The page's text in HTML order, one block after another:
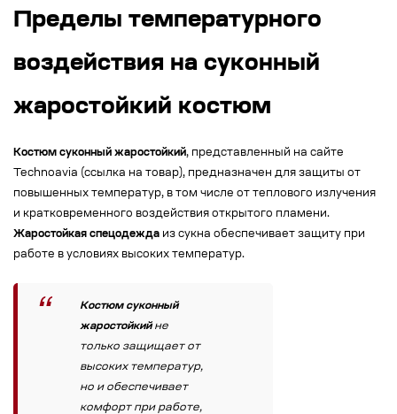
Пределы температурного
воздействия на суконный
жаростойкий костюм
Костюм суконный жаростойкий, представленный на сайте
Technoavia (ссылка на товар), предназначен для защиты от
повышенных температур, в том числе от теплового излучения
и кратковременного воздействия открытого пламени.
Жаростойкая спецодежда из сукна обеспечивает защиту при
работе в условиях высоких температур.
Костюм суконный
жаростойкийне
только защищает от
высоких температур,
но и обеспечивает
комфорт при работе,